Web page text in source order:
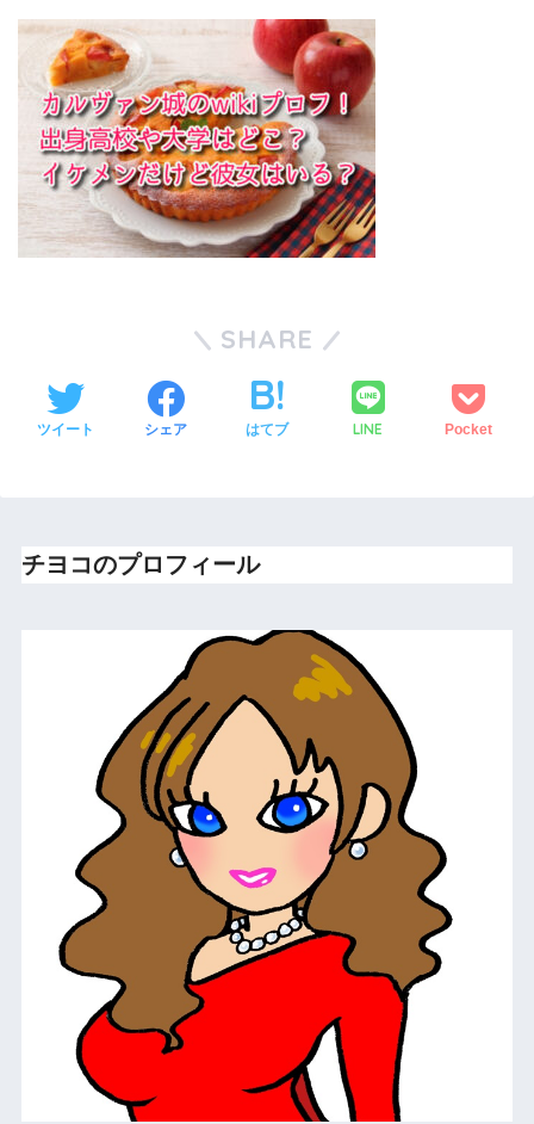
SHARE
ツイート シェア はてブ LINE Pocket
チヨコのプロフィール